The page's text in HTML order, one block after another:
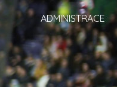
ADMINISTRACE